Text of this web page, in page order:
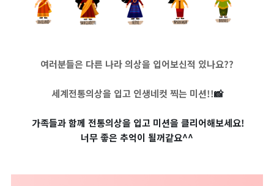
여러분들은 다른 나라 의상을 입어보신적 있나요??
세계전통의상을 입고 인생네컷 찍는 미션!!📸
가족들과 함께 전통의상을 입고 미션을 클리어해보세요!
너무 좋은 추억이 될꺼같요^^